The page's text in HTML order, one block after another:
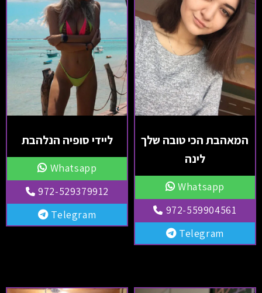
המאהבת הכי טובה שלך
לינה
Whatsapp
972-559904561
Telegram
ליידי סופיה הנלהבת
Whatsapp
972-529379912
Telegram